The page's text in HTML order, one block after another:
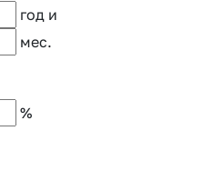
год и
мес.
%